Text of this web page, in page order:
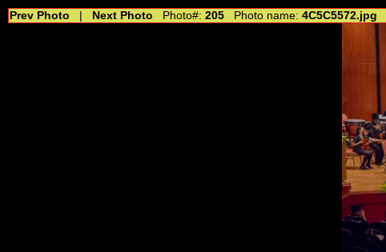
Prev Photo Next Photo Photo#: 205 Photo name: 4C5C5572.jpg